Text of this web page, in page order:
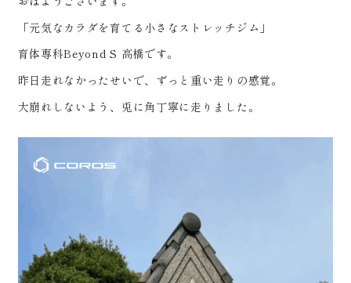
「元気なカラダを育てる小さなストレッチジム」
育体専科Beyond S 高橋です。
昨日走れなかったせいで、ずっと重い走りの感覚。
大崩れしないよう、兎に角丁寧に走りました。